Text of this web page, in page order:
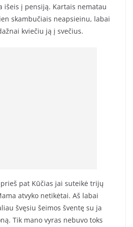
išeis į pensiją. Kartais nematau
skambučiais neapsieinu, labai
kviečiu ją į svečius.
pat Kūčias jai suteikė trijų
atvyko netikėtai. Aš labai
švęsiu šeimos šventę su ja
Tik mano vyras nebuvo toks